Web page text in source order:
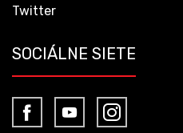
Twitter
SOCIÁLNE SIETE